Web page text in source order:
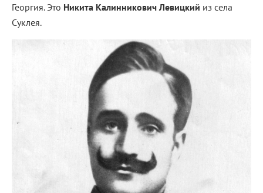
Георгия. Это Никита Калинникович Левицкий из села
Суклея.